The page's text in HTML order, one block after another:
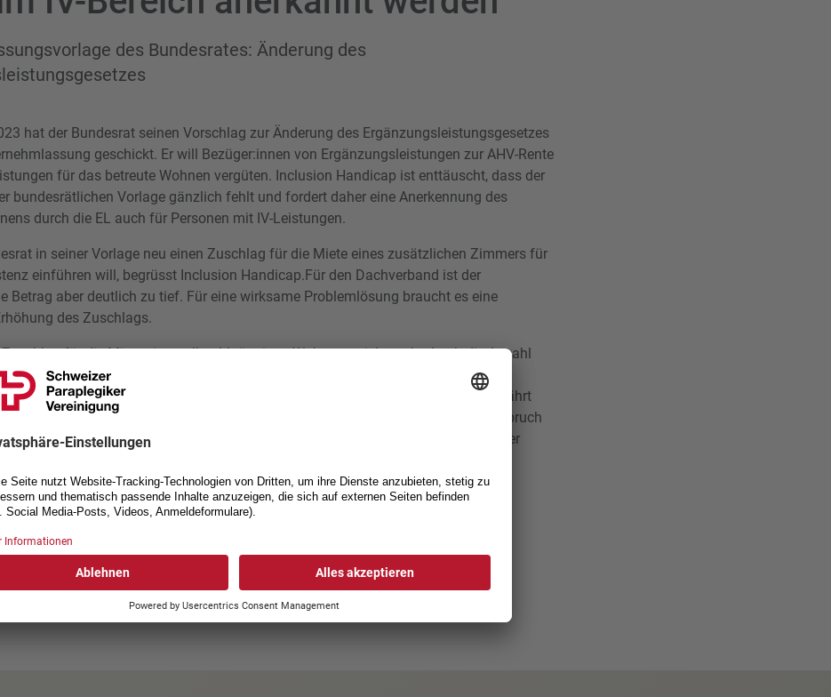
des Bundesrates: Änderung des
hat der Bundesrat seinen Vorschlag zur Änderung des Ergänzungsleistungsgesetzes
geschickt. Er will Bezüger:innen von Ergänzungsleistungen zur AHV-Rente
für das betreute Wohnen vergüten. Inclusion Handicap ist enttäuscht, dass der
bundesrätlichen Vorlage gänzlich fehlt und fordert daher eine Anerkennung des
durch die EL auch für Personen mit IV-Leistungen.
in seiner Vorlage neu einen Zuschlag für die Miete eines zusätzlichen Zimmers für
einführen will, begrüsst Inclusion Handicap.Für den Dachverband ist der
Betrag aber deutlich zu tief. Für eine wirksame Problemlösung braucht es eine
des Zuschlags.
für die Miete einer rollstuhlgängigen Wohnung nicht mehr durch die Anzahl
lebenden Personen geteilt werden soll, begrüsst Inclusion Handicap. Nicht
der Dachverband aber damit, dass der Zuschlag pro Wohnung nur einmal gewährt
mehrere auf einen Rollstuhl angewiesene Personen zusammenleben. Der Anspruch
muss an der auf einen Rollstuhl angewiesenen Person und nicht an der
wird diese Forderungen auch in seiner Vernehmlassungsantwort stellen. Der
interessierten Kreisen für weitere Informationen gerne zur Verfügung.
Sie mehr zum Thema